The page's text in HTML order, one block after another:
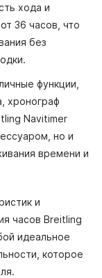
хода и
36 часов, что
без
функции,
хронограф
Navitimer
но и
времени и
и
часов Breitling
идеальное
которое